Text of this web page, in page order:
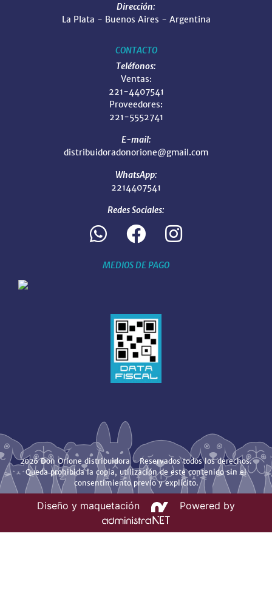
Dirección:
La Plata - Buenos Aires - Argentina
CONTACTO
Teléfonos:
Ventas:
221-4407541
Proveedores:
221-5552741
E-mail:
distribuidoradonorione@gmail.com
WhatsApp:
2214407541
Redes Sociales:
MEDIOS DE PAGO
2026 Don Orione distribuidora - Reservados todos los derechos.
Queda prohibida la copia, utilización de este contenido sin el
consentimiento previo y explícito.
Diseño y maquetación Powered by